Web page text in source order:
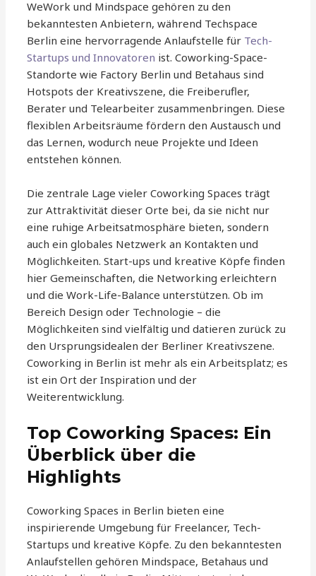
WeWork und Mindspace gehören zu den
bekanntesten Anbietern, während Techspace
Berlin eine hervorragende Anlaufstelle für Tech-
Startups und Innovatoren ist. Coworking-Space-
Standorte wie Factory Berlin und Betahaus sind
Hotspots der Kreativszene, die Freiberufler,
Berater und Telearbeiter zusammenbringen. Diese
flexiblen Arbeitsräume fördern den Austausch und
das Lernen, wodurch neue Projekte und Ideen
entstehen können.
Die zentrale Lage vieler Coworking Spaces trägt
zur Attraktivität dieser Orte bei, da sie nicht nur
eine ruhige Arbeitsatmosphäre bieten, sondern
auch ein globales Netzwerk an Kontakten und
Möglichkeiten. Start-ups und kreative Köpfe finden
hier Gemeinschaften, die Networking erleichtern
und die Work-Life-Balance unterstützen. Ob im
Bereich Design oder Technologie – die
Möglichkeiten sind vielfältig und datieren zurück zu
den Ursprungsidealen der Berliner Kreativszene.
Coworking in Berlin ist mehr als ein Arbeitsplatz; es
ist ein Ort der Inspiration und der
Weiterentwicklung.
Top Coworking Spaces: Ein
Überblick über die
Highlights
Coworking Spaces in Berlin bieten eine
inspirierende Umgebung für Freelancer, Tech-
Startups und kreative Köpfe. Zu den bekanntesten
Anlaufstellen gehören Mindspace, Betahaus und